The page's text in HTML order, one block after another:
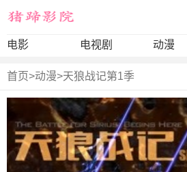
电影 电视剧 动漫
首页>动漫>天狼战记第1季